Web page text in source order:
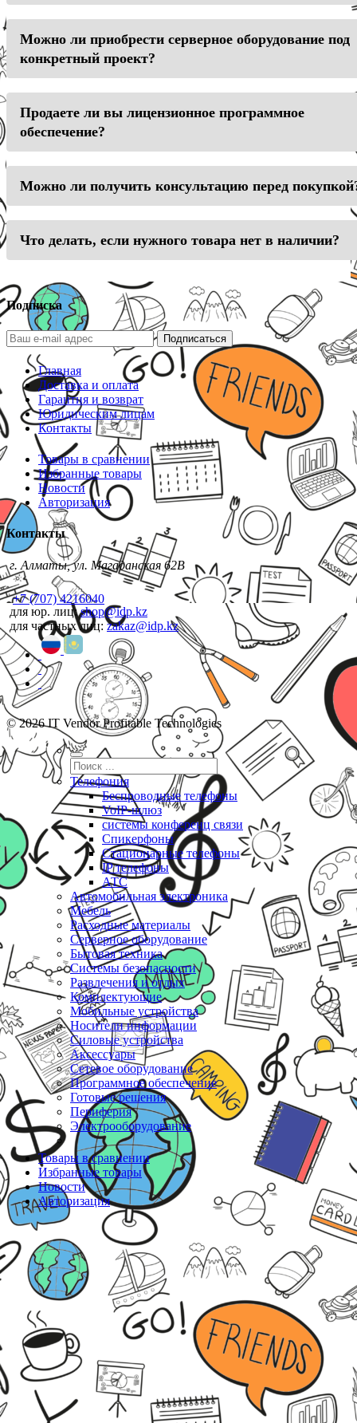
Можно ли приобрести серверное оборудование под
конкретный проект?
Продаете ли вы лицензионное программное
обеспечение?
Можно ли получить консультацию перед
Что делать, если нужного товара нет в наличии?
Подписка
Подписаться
Главная
Доставка и оплата
Гарантия и возврат
Юридическим лицам
Контакты
Товары в сравнении
Избранные товары
Новости
Авторизация
Контакты
г. Алматы, ул. Магаданская 62В
+7 (707) 4216040
для юр. лиц:shop@idp.kz
для частных лиц:zakaz@idp.kz
© 2026 IT Vendor Profitable Technologies
Телефония
Беспроводные телефоны
VoIP-шлюз
системы конференц связи
Спикерфоны
Стационарные телефоны
IP телефоны
АТС
Автомобильная электроника
Мебель
Расходные материалы
Серверное оборудование
Бытовая техника
Системы безопасности
Развлечения и отдых
Комплектующие
Мобильные устройства
Носители информации
Силовые устройства
Аксессуары
Сетевое оборудование
Программное обеспечение
Готовые решения
Периферия
Электрооборудование
Товары в сравнении
Избранные товары
Новости
Авторизация